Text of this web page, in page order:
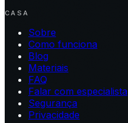
CASA
Sobre
Como funciona
Blog
Materiais
FAQ
Falar com especialista
Segurança
Privacidade